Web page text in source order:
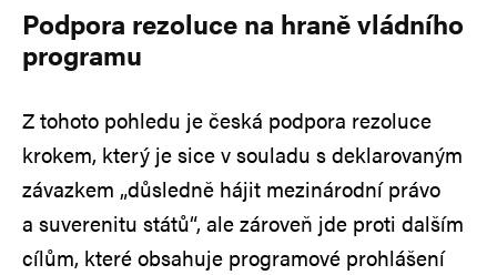
Podpora rezoluce na hraně vládního
programu
Z tohoto pohledu je česká podpora rezoluce
krokem, který je sice v souladu s deklarovaným
závazkem „důsledně hájit mezinárodní právo
a suverenitu států“, ale zároveň jde proti dalším
cílům, které obsahuje programové prohlášení